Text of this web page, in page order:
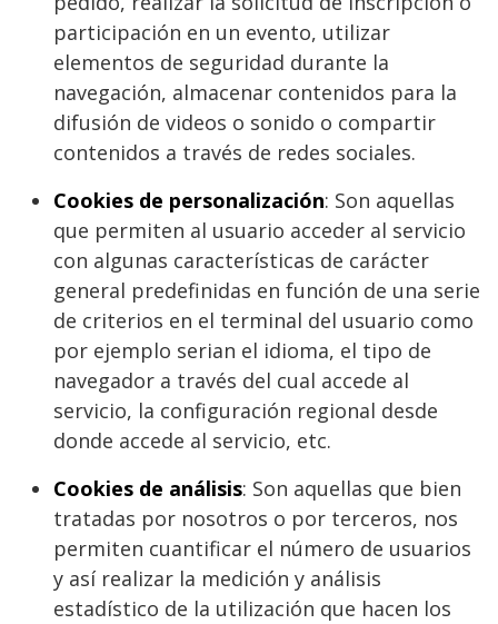
participación en un evento, utilizar
elementos de seguridad durante la
navegación, almacenar contenidos para la
difusión de videos o sonido o compartir
contenidos a través de redes sociales.
Cookies de personalización: Son aquellas
que permiten al usuario acceder al servicio
con algunas características de carácter
general predefinidas en función de una serie
de criterios en el terminal del usuario como
por ejemplo serian el idioma, el tipo de
navegador a través del cual accede al
servicio, la configuración regional desde
donde accede al servicio, etc.
Cookies de análisis: Son aquellas que bien
tratadas por nosotros o por terceros, nos
permiten cuantificar el número de usuarios
y así realizar la medición y análisis
estadístico de la utilización que hacen los